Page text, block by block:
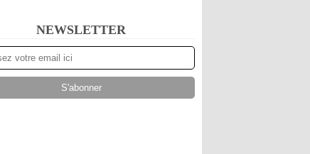
NEWSLETTER